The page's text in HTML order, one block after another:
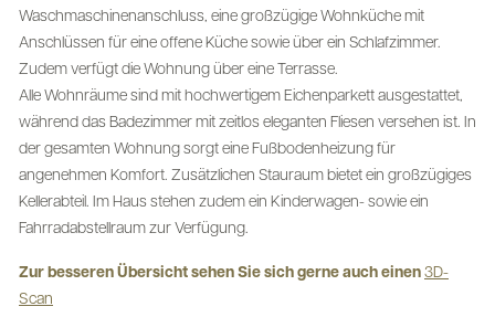
Waschmaschinenanschluss, eine großzügige Wohnküche mit
Anschlüssen für eine offene Küche sowie über ein Schlafzimmer.
Zudem verfügt die Wohnung über eine Terrasse.
Alle Wohnräume sind mit hochwertigem Eichenparkett ausgestattet,
während das Badezimmer mit zeitlos eleganten Fliesen versehen ist. In
der gesamten Wohnung sorgt eine Fußbodenheizung für
angenehmen Komfort. Zusätzlichen Stauraum bietet ein großzügiges
Kellerabteil. Im Haus stehen zudem ein Kinderwagen- sowie ein
Fahrradabstellraum zur Verfügung.
Zur besseren Übersicht sehen Sie sich gerne auch einen 3D-
Scan